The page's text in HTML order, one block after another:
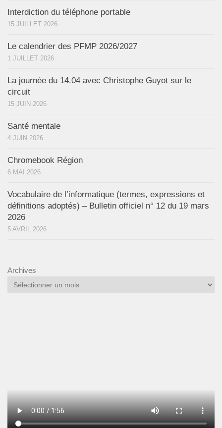
Interdiction du téléphone portable
15 JUILLET 2026
Le calendrier des PFMP 2026/2027
1 JUILLET 2026
La journée du 14.04 avec Christophe Guyot sur le
circuit
15 JUIN 2026
Santé mentale
4 JUIN 2026
Chromebook Région
6 MAI 2026
Vocabulaire de l’informatique (termes, expressions et
définitions adoptés) – Bulletin officiel n° 12 du 19 mars
2026
5 AVRIL 2026
Archives